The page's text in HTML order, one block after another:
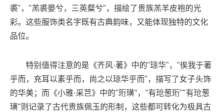
裘"，"羔裘晏兮，三英粲兮"，描绘了贵族羔羊皮袍的光
彩。这些服饰类名字既有古典韵味，又能体现独特的文化
品位。
特别值得注意的是《齐风·著》中的"琼华"，"俟我于著
乎而，充耳以素乎而，尚之以琼华乎而"，描写了女子头饰
的华美；而《小雅·采芑》中的"珩璜"，"有玱葱珩""有玱葱
璜"则记录了古代贵族佩玉的形制，这些都可转化为极具古